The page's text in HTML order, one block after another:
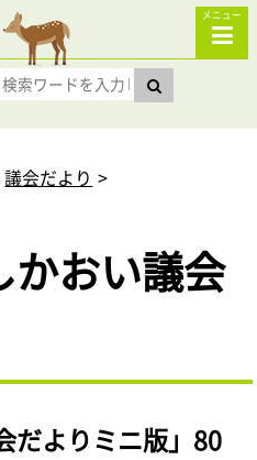
メニュー
議会だより
かおい議会
だよりミニ版」80